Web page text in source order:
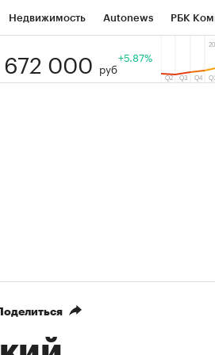
Недвижимость Autonews РБК
Тренды
000 руб
+5.87%